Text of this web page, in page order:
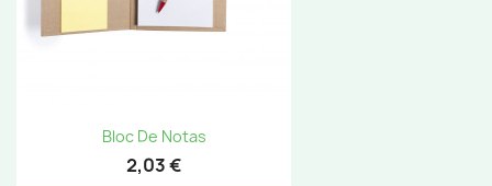
Bloc De Notas
2,03 €